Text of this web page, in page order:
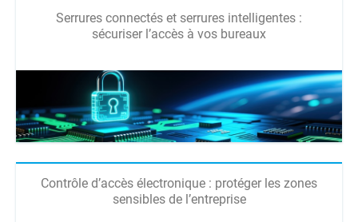
Serrures connectés et serrures intelligentes :
sécuriser l’accès à vos bureaux
Contrôle d’accès électronique : protéger les zones
sensibles de l’entreprise